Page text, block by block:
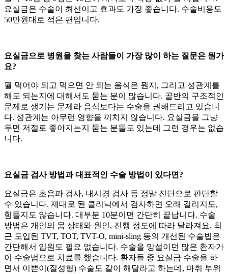
요실금은 수술이 최선이고 효과도 가장 좋습니다. 수술비용도
50만원대로 적은 편입니다.
요실금으로 병원을 찾는 사람들이 가장 많이 하는 질문은 뭔가
요?
뭘 먹어야 되고 먹으면 안 되는 음식은 뭔지, 그리고 성관계를
해도 되는지에 대해서도 묻는 분이 많습니다. 골반의 구조적인
문제로 생기는 문제라 음식보다는 수술을 권해드리고 있습니
다. 성관계는 아무런 영향을 끼치지 않습니다. 요실금을 그냥
두면 저절로 좋아지는지 묻는 분들도 있는데 그런 경우는 없습
니다.
요실금 검사 방법과 대표적인 수술 방법이 있다면?
요실금은 초음파 검사, 내시경 검사 등 정말 진단으로 판단할
수 있습니다. 제대로 된 클리닉에서 검사하면 오래 걸리지도,
힘들지도 않습니다. 대부분 10분이면 간단히 끝납니다. 수술
방법은 개인의 몸 상태와 원인, 진행 정도에 따라 달라져요. 최
근 도입된 TVT, TOT, TVT-O, mini-sling 등의 개선된 수술법은
간단해서 입원도 필요 없습니다. 수술을 망설이던 많은 환자가
이 수술법으로 치료를 했습니다. 환자들 중 요실금 수술을 하
면서 이쁜이(질성형) 수술도 같이 해달라고 하는데, 마취 부위